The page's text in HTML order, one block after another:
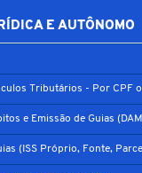
E AUTÔNOMO
Tributários - Por CPF
e Emissão de Guias
(ISS Próprio, Fonte,